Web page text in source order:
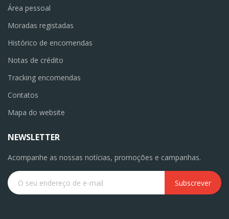
Área pessoal
Moradas registadas
Histórico de encomendas
Notas de crédito
Tracking encomendas
Contatos
Mapa do website
NEWSLETTER
Acompanhe as nossas notícias, promoções e campanhas.
Subscrever